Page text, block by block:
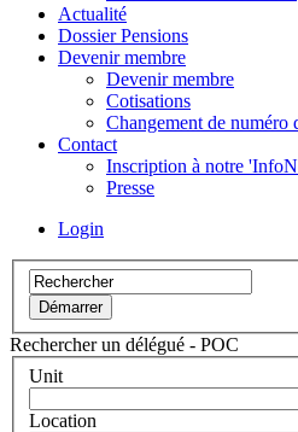
Actualité
Dossier Pensions
Devenir membre
Devenir membre
Cotisations
Changement de
Contact
Inscription à notre
Presse
Login
Rechercher un délégué - POC
Unit
Location